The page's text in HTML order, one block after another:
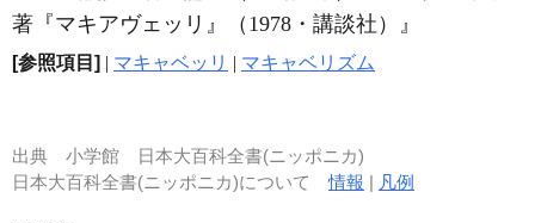
著『マキアヴェッリ』（1978・講談社）』
[参照項目] | マキャベッリ | マキャベリズム
出典 小学館 日本大百科全書(ニッポニカ)
日本大百科全書(ニッポニカ)について情報 | 凡例